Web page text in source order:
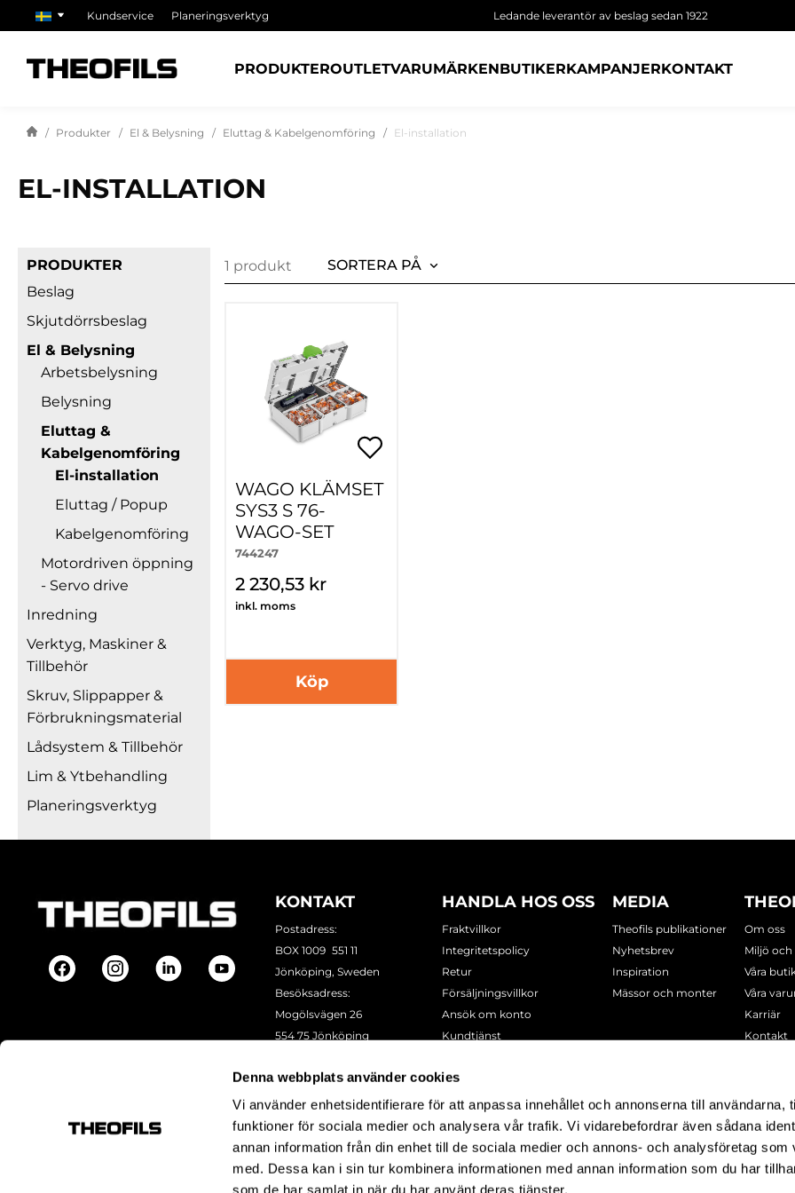
Denna webbplats använder cookies
Vi använder enhetsidentifierare för att anpassa innehållet och annonserna till användarna,
funktioner för sociala medier och analysera vår trafik. Vi vidarebefordrar även sådana
annan information från din enhet till de sociala medier och annons- och analysföretag som
med. Dessa kan i sin tur kombinera informationen med annan information som du har
som de har samlat in när du har använt deras tjänster.
Kundservice Planeringsverktyg Ledande leverantör av beslag sedan 1922
PRODUKTEROUTLETVARUMÄRKENBUTIKERKAMPANJERKONTAKT
Produkter El & Belysning Eluttag & Kabelgenomföring El-installation
EL-INSTALLATION
PRODUKTER
Beslag
Skjutdörrsbeslag
El & Belysning
Arbetsbelysning
Belysning
Eluttag &
Kabelgenomföring
El-installation
Eluttag / Popup
Kabelgenomföring
Motordriven öppning
- Servo drive
Inredning
Verktyg, Maskiner &
Tillbehör
Skruv, Slippapper &
Förbrukningsmaterial
Lådsystem & Tillbehör
Lim & Ytbehandling
Planeringsverktyg
1 produkt SORTERA PÅ
WAGO KLÄMSET
SYS3 S 76-
WAGO-SET
744247
2 230,53 kr
inkl. moms
Köp
KONTAKT
Postadress:
BOX 1009 551 11
Jönköping, Sweden
Besöksadress:
Mogölsvägen 26
554 75 Jönköping
Epost:info@theofils.se
Org. nr 556154-8925
Bankgironummer 835-7378
HANDLA HOS OSS
Fraktvillkor
Integritetspolicy
Retur
Försäljningsvillkor
Ansök om konto
Kundtjänst
MEDIA
Theofils publikationer
Nyhetsbrev
Inspiration
Mässor och monter
Om oss
Miljö
Våra
Våra
Karriär
Kontakt